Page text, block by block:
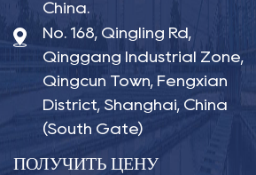
China.
No. 168, Qingling Rd,
Qinggang Industrial Zone,
Qingcun Town, Fengxian
District, Shanghai, China
(South Gate)
ПОЛУЧИТЬ ЦЕНУ